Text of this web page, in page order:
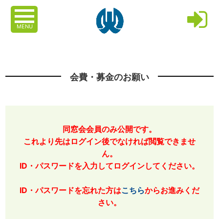
MENU
会費・募金のお願い
同窓会会員のみ公開です。
これより先はログイン後でなければ閲覧できませ
ん。
ID・パスワードを入力してログインしてください。
ID・パスワードを忘れた方はこちらからお進みくだ
さい。